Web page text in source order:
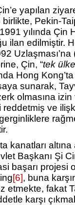
yapılan
Pekin-
yılında Çin
ilan edilmiştir.
Uzlaşması’na
Çin, “tek
Hong
sunarak,
olmasına
ve
kanatları
Başkanı Şi
başarı projesi
[6], buna
etmekte, fakat
karşı